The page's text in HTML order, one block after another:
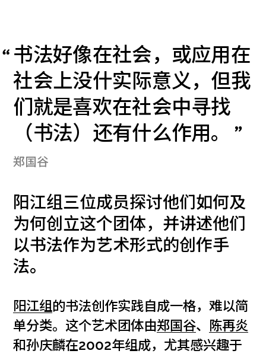
书法好像在社会，或应用在
社会上没什实际意义，但我
们就是喜欢在社会中寻找
（书法）还有什么作用。
郑国谷
阳江组三位成员探讨他们如何及
为何创立这个团体，并讲述他们
以书法作为艺术形式的创作手
法。
阳江组的书法创作实践自成一格，难以简
单分类。这个艺术团体由郑国谷、
陈再炎
和孙庆麟在2002年组成，尤其感兴趣于